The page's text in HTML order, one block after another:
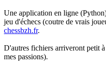
Une application en ligne
jeu d'échecs (coutre de vrais
chessbzh.fr.
D'autres fichiers arriveront petit
mes passions).